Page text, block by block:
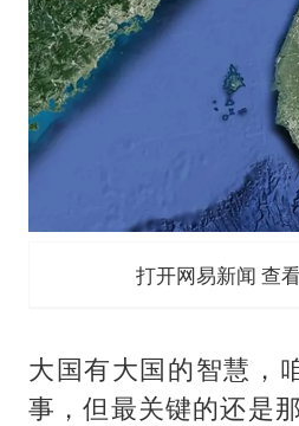
打开网易新闻 查
大国有大国的智慧，
事，但最关键的还是